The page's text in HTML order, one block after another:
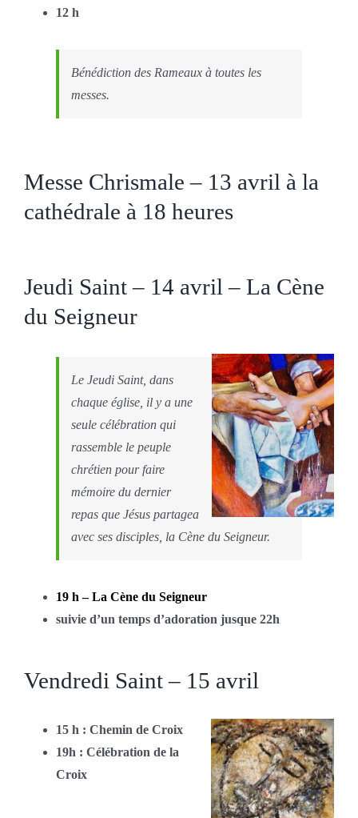
12 h
Bénédiction des Rameaux à toutes les
messes.
Messe Chrismale – 13 avril à la
cathédrale à 18 heures
Jeudi Saint – 14 avril – La Cène
du Seigneur
Le Jeudi Saint, dans
chaque église, il y a une
seule célébration qui
rassemble le peuple
chrétien pour faire
mémoire du dernier
repas que Jésus partagea
avec ses disciples, la Cène du Seigneur.
19 h – La Cène du Seigneur
suivie d’un temps d’adoration jusque 22h
Vendredi Saint – 15 avril
15 h : Chemin de Croix
19h : Célébration de la
Croix